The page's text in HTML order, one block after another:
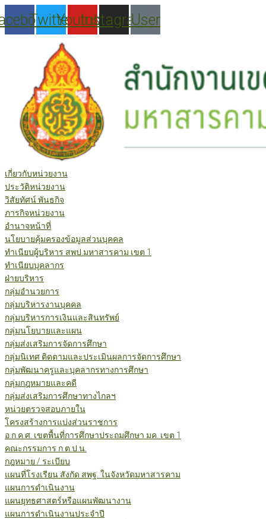
to
content
TwitterYoutube
Instagram
User
เกี่ยวกับหน่วยงาน
ประวัติหน่วยงาน
วิสัยทัศน์ พันธกิจ
ภารกิจหน่วยงาน
อำนาจหน้าที่
นโยบายคุ้มครองข้อมูลส่วนบุคคล
ทำเนียบผู้บริหาร สพป.มหาสารคาม เขต 1
ทำเนียบบุคลากร
ฝ่ายบริหาร
กลุ่มอำนวยการ
กลุ่มบริหารงานบุคคล
กลุ่มบริหารการเงินและสินทรัพย์
กลุ่มนโยบายและแผน
กลุ่มส่งเสริมการจัดการศึกษา
กลุ่มนิเทศ ติดตามและประเมินผลการจัดการศึกษา
กลุ่มพัฒนาครูและบุคลากรทางการศึกษา
กลุ่มกฎหมายและคดี
กลุ่มส่งเสริมการศึกษาทางไกลฯ
หน่วยตรวจสอบภายใน
โครงสร้างการแบ่งส่วนราชการ
อ.ก.ค.ศ. เขตพื้นที่การศึกษาประถมศึกษา มค. เขต 1
คณะกรรมการ ก.ต.ป.น.
กฎหมาย / ระเบียบ
แผนที่โรงเรียน สังกัด สพฐ. ในจังหวัดมหาสารคาม
แผนการดำเนินงาน
แผนยุทธศาสตร์หรือแผนพัฒนางาน
แผนการดำเนินงานประจำปี